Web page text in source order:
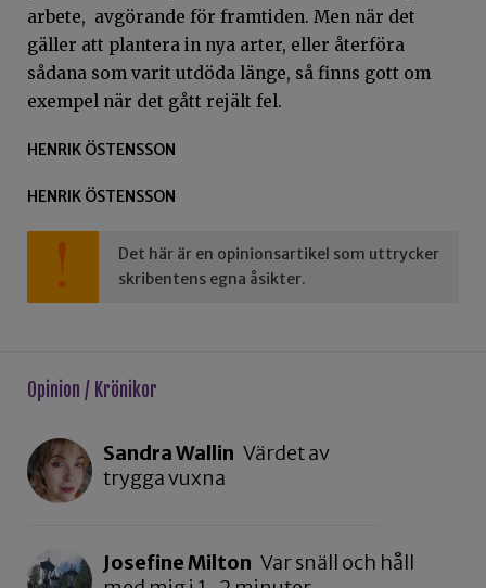
arbete, avgörande för framtiden. Men när det
gäller att plantera in nya arter, eller återföra
sådana som varit utdöda länge, så finns gott om
exempel när det gått rejält fel.
HENRIK ÖSTENSSON
HENRIK ÖSTENSSON
Det här är en opinionsartikel som uttrycker
skribentens egna åsikter.
Opinion / Krönikor
Sandra Wallin Värdet av
trygga vuxna
Josefine Milton Var snäll och håll